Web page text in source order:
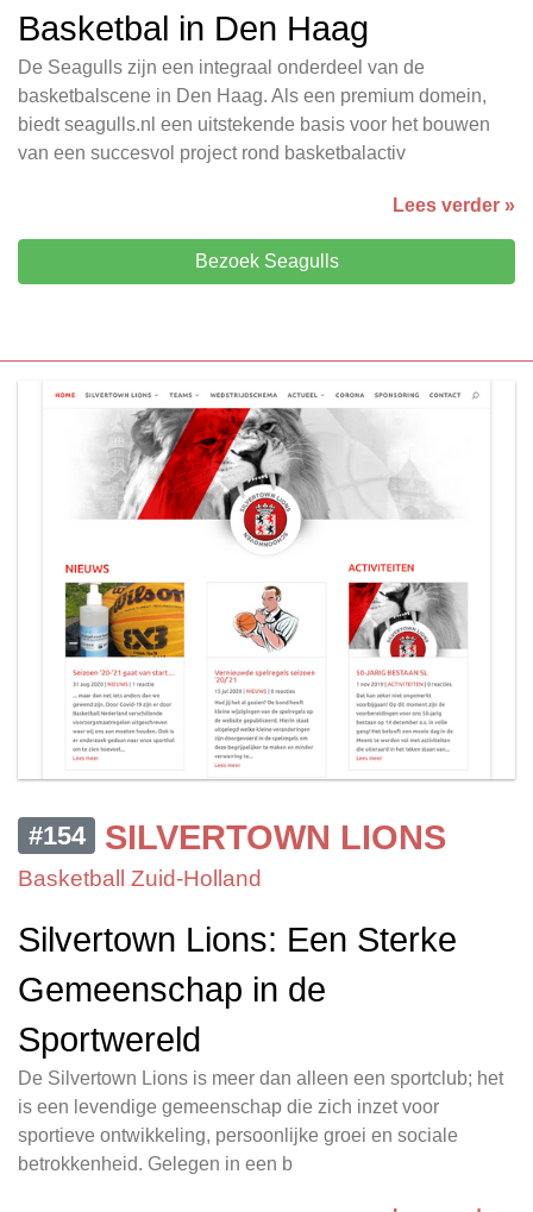
Basketbal in Den Haag
De Seagulls zijn een integraal onderdeel van de
basketbalscene in Den Haag. Als een premium domein,
biedt seagulls.nl een uitstekende basis voor het bouwen
van een succesvol project rond basketbalactiv
Lees verder »
Bezoek Seagulls
#154 SILVERTOWN LIONS
Basketball Zuid-Holland
Silvertown Lions: Een Sterke
Gemeenschap in de
Sportwereld
De Silvertown Lions is meer dan alleen een sportclub; het
is een levendige gemeenschap die zich inzet voor
sportieve ontwikkeling, persoonlijke groei en sociale
betrokkenheid. Gelegen in een b